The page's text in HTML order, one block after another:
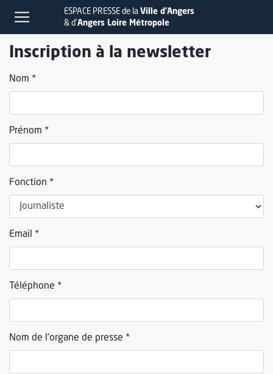
ESPACE PRESSE de la Ville d'Angers
& d'Angers Loire Métropole
Inscription à la newsletter
Nom *
Prénom *
Fonction *
Email *
Téléphone *
Nom de l'organe de presse *